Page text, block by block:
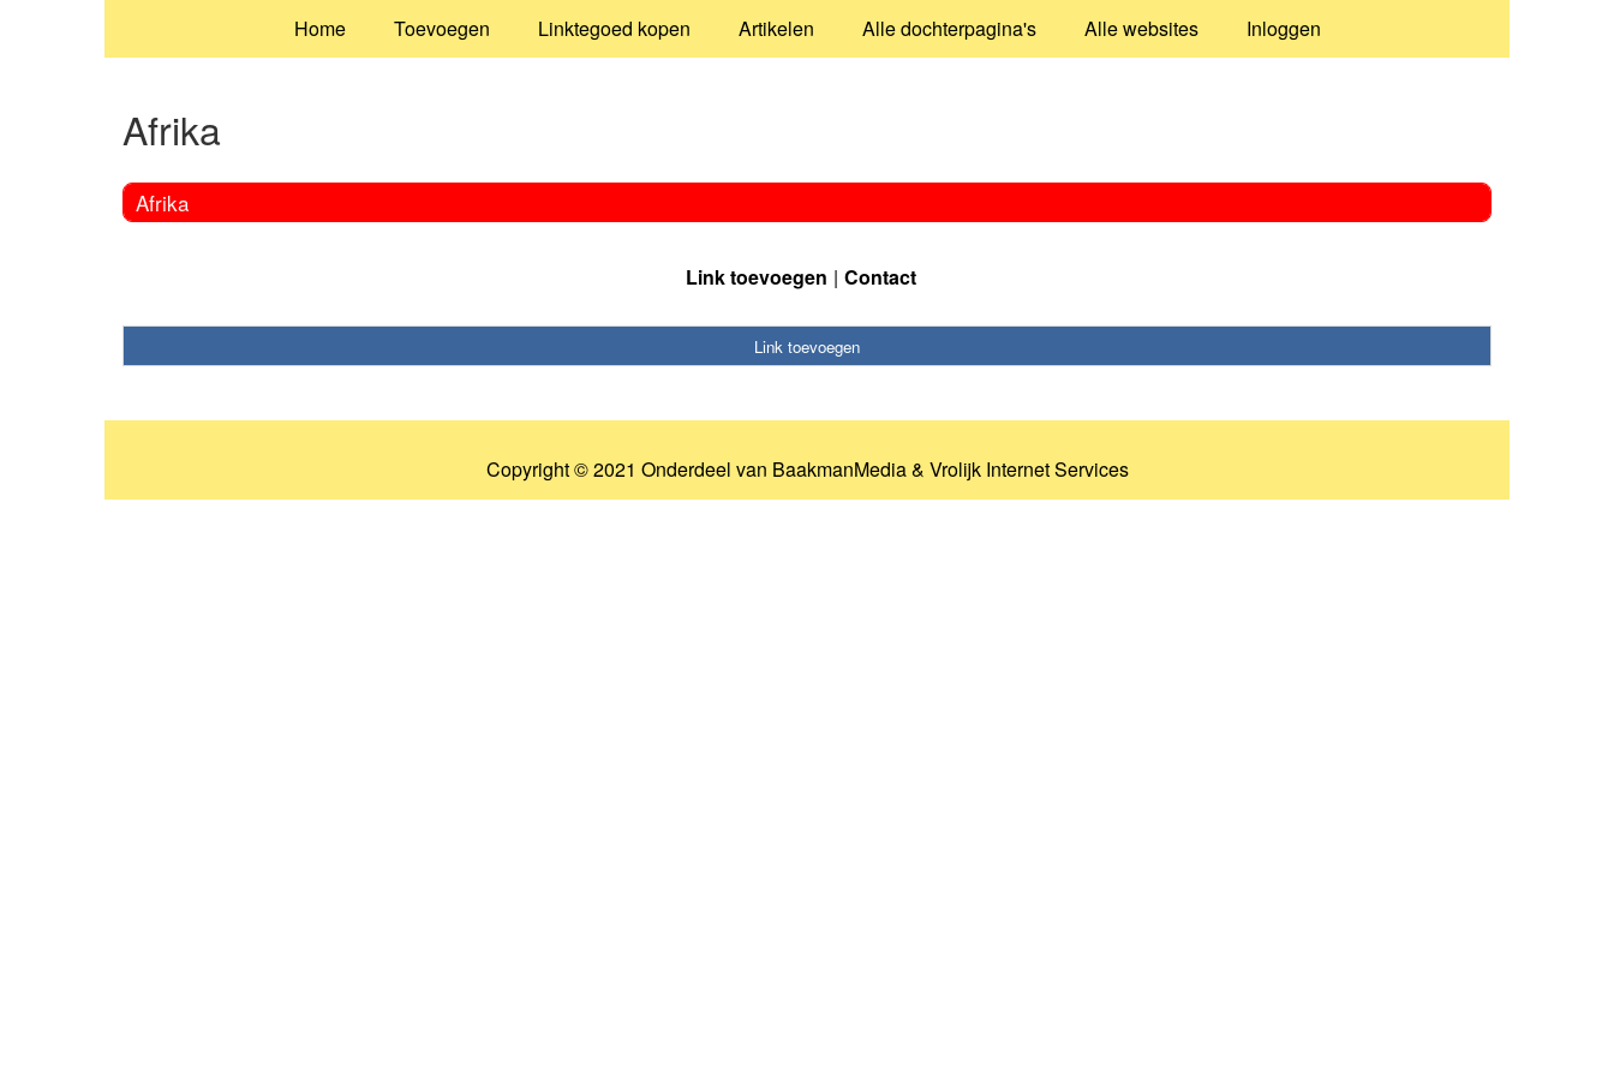
Home Toevoegen Linktegoed kopen Artikelen Alle dochterpagina's Alle websites Inloggen
Afrika
Afrika
Link toevoegen Contact
Link toevoegen
Copyright © 2021 Onderdeel van BaakmanMedia& Vrolijk Internet Services